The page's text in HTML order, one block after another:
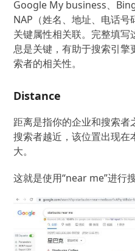
Google My business、
NAP（姓名、地址、电话
关键属性相关联。完整填
息是关键，有助于搜索引擎
索者的相关性。
Distance
距离是指你的企业和搜索
搜索者越近，该位置出现在
大。
这就是使用“near me”进行